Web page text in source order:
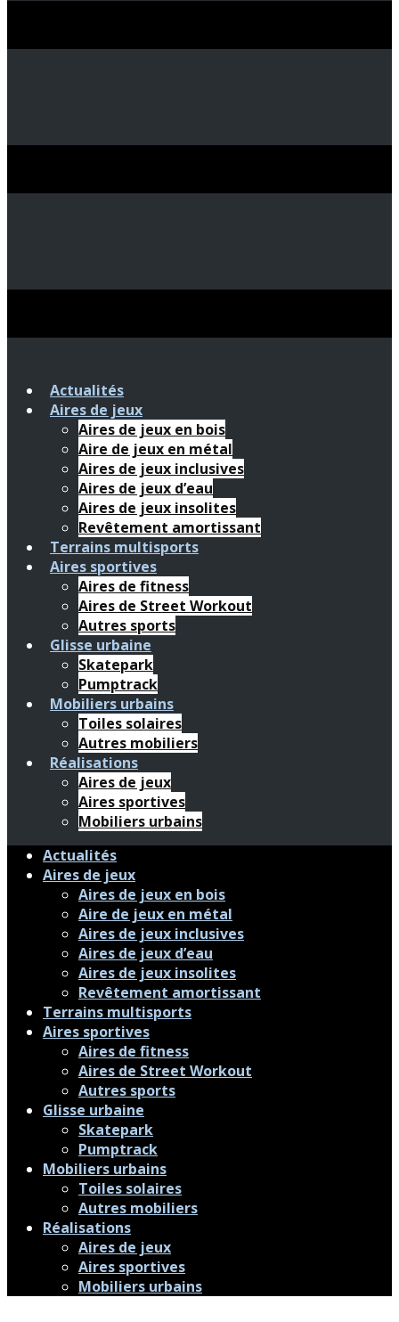
Actualités
Aires de jeux
Aires de jeux en bois
Aire de jeux en métal
Aires de jeux inclusives
Aires de jeux d’eau
Aires de jeux insolites
Revêtement amortissant
Terrains multisports
Aires sportives
Aires de fitness
Aires de Street Workout
Autres sports
Glisse urbaine
Skatepark
Pumptrack
Mobiliers urbains
Toiles solaires
Autres mobiliers
Réalisations
Aires de jeux
Aires sportives
Mobiliers urbains
Actualités
Aires de jeux
Aires de jeux en bois
Aire de jeux en métal
Aires de jeux inclusives
Aires de jeux d’eau
Aires de jeux insolites
Revêtement amortissant
Terrains multisports
Aires sportives
Aires de fitness
Aires de Street Workout
Autres sports
Glisse urbaine
Skatepark
Pumptrack
Mobiliers urbains
Toiles solaires
Autres mobiliers
Réalisations
Aires de jeux
Aires sportives
Mobiliers urbains